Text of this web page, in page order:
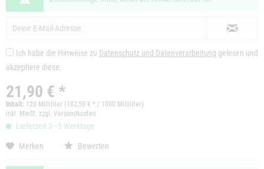
Ich habe die Hinweise zu Datenschutz und Datenverarbeitung gelesen und
akzeptiere diese.
21,90 € *
Inhalt: 120 Milliliter (182,50 € * / 1000 Milliliter)
inkl. MwSt. zzgl. Versandkosten
Lieferzeit 3 - 5 Werktage
Merken Bewerten